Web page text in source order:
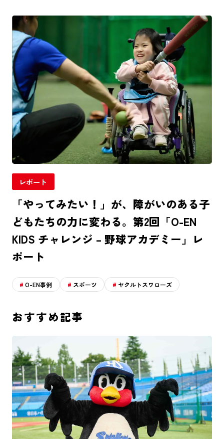
レポート
「やってみたい！」が、障がいのある子
どもたちの力に変わる。第2回「O-EN
KIDS チャレンジ – 野球アカデミー」レ
ポート
O-EN事例 スポーツ ヤクルトスワローズ
おすすめ記事